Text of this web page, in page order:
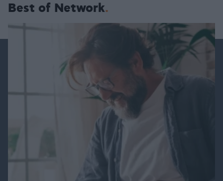
Best of Network